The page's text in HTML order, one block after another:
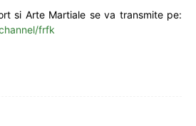
si Arte Martiale se va transmite pe:
frfk